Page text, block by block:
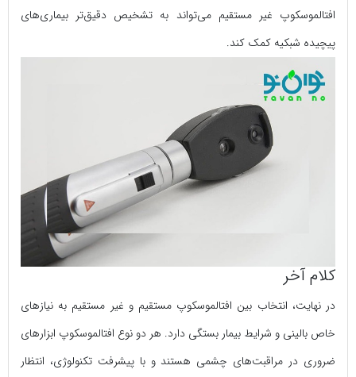
افتالموسکوپ غیر مستقیم می‌تواند به تشخیص دقیق‌تر بیماری‌های
پیچیده شبکیه کمک کند.
کلام آخر
در نهایت، انتخاب بین افتالموسکوپ مستقیم و غیر مستقیم به نیازهای
خاص بالینی و شرایط بیمار بستگی دارد. هر دو نوع افتالموسکوپ ابزارهای
ضروری در مراقبت‌های چشمی هستند و با پیشرفت تکنولوژی، انتظار